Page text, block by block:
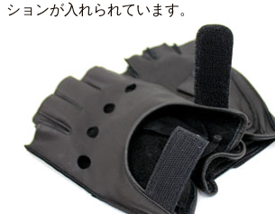
ションが入れられています。